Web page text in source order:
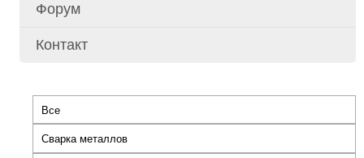
Форум
Контакт
Главные
вкладки
Все
Сварка металлов